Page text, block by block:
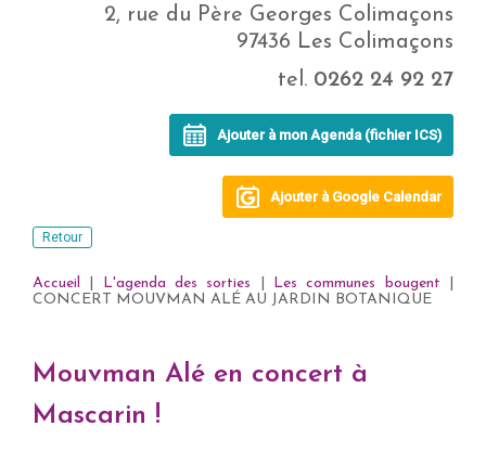
2, rue du Père Georges Colimaçons
97436 Les Colimaçons
tel. 0262 24 92 27
Ajouter à mon Agenda (fichier ICS)
Ajouter à Google Calendar
Retour
Accueil L'agenda des sorties Les communes bougent
CONCERT MOUVMAN ALÉ AU JARDIN BOTANIQUE
Mouvman Alé en concert à
Mascarin !